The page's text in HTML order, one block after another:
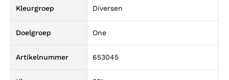
Kleurgroep Diversen
Doelgroep One
Artikelnummer 653045